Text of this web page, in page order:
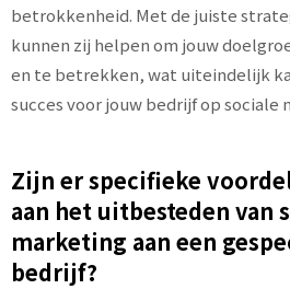
betrokkenheid. Met de juiste
kunnen zij helpen om jouw
en te betrekken, wat uiteindelijk
succes voor jouw bedrijf op sociale
Zijn er specifieke
aan het uitbesteden van
marketing aan een
bedrijf?